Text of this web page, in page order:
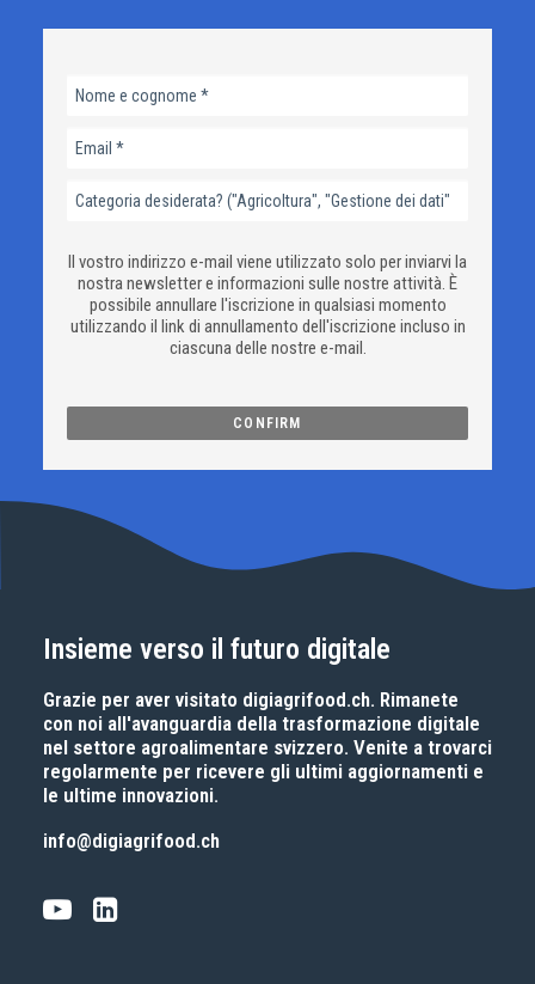
Il vostro indirizzo e-mail viene utilizzato solo per inviarvi la
nostra newsletter e informazioni sulle nostre attività. È
possibile annullare l'iscrizione in qualsiasi momento
utilizzando il link di annullamento dell'iscrizione incluso in
ciascuna delle nostre e-mail.
Insieme verso il futuro digitale
Grazie per aver visitato digiagrifood.ch. Rimanete
con noi all'avanguardia della trasformazione digitale
nel settore agroalimentare svizzero. Venite a trovarci
regolarmente per ricevere gli ultimi aggiornamenti e
le ultime innovazioni.
info@digiagrifood.ch